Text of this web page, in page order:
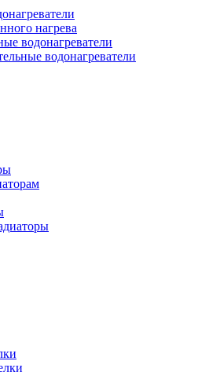
нагрева
водонагреватели
водонагреватели